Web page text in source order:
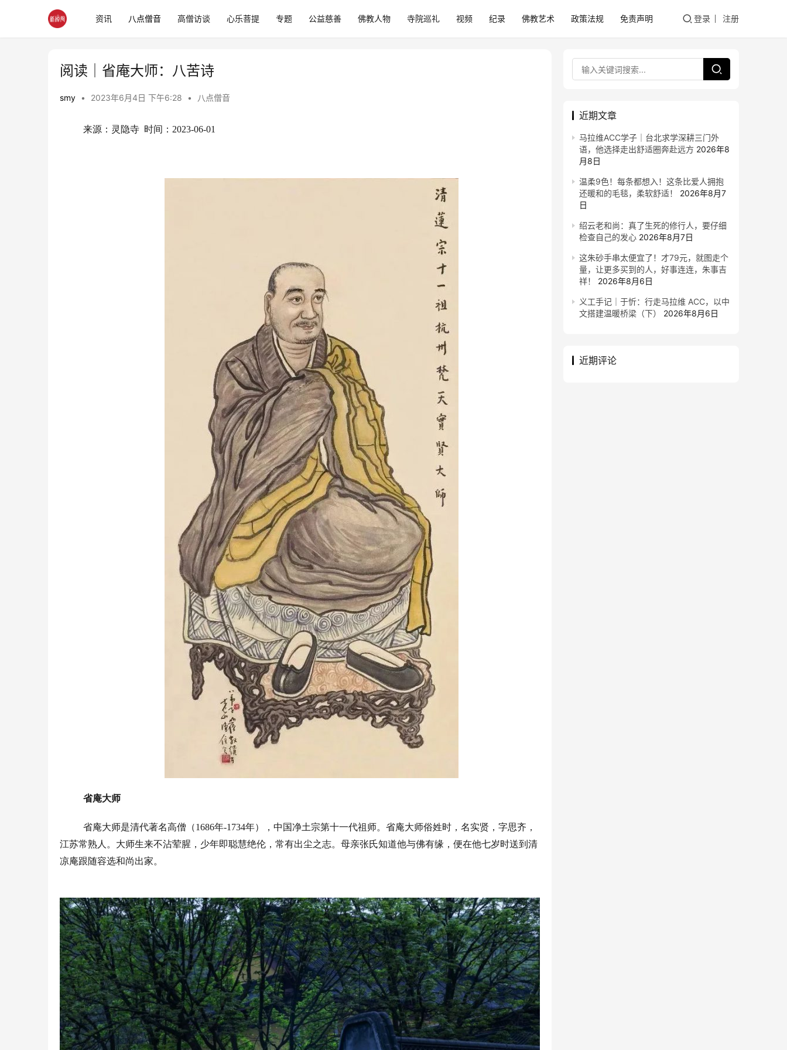
资讯 八点僧音 高僧访谈 心乐菩提 专题 公益慈善 佛教人物 寺院巡礼 视频 纪录 佛教艺术 政策法规 免责声明 登录 注册
阅读｜省庵大师：八苦诗
smy • 2023年6月4日 下午6:28 • 八点僧音
来源：灵隐寺  时间：2023-06-01
省庵大师
省庵大师是清代著名高僧（1686年-1734年），中国净土宗第十一代祖师。省庵大师俗姓时，名实贤，字思齐，
江苏常熟人。大师生来不沾荤腥，少年即聪慧绝伦，常有出尘之志。母亲张氏知道他与佛有缘，便在他七岁时送到清
凉庵跟随容选和尚出家。
近期文章
马拉维ACC学子｜台北求学深耕三门外
语，他选择走出舒适圈奔赴远方 2026年8
月8日
温柔9色！每条都想入！这条比爱人拥抱
还暖和的毛毯，柔软舒适！
2026年8月7
日
绍云老和尚：真了生死的修行人，要仔细
检查自己的发心 2026年8月7日
这朱砂手串太便宜了！才79元，就图走个
量，让更多买到的人，好事连连，朱事吉
祥！
2026年8月6日
义工手记｜于忻：行走马拉维 ACC，以中
文搭建温暖桥梁（下）
2026年8月6日
近期评论